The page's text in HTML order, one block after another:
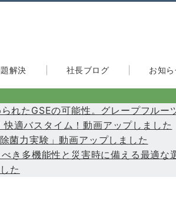
解決 社長ブログ お知
たGSEの可能性。グレープフルー
適バスタイム！動画アップしました
菌力実験」動画アップしました
き多機能性と災害時に備える最適な
た